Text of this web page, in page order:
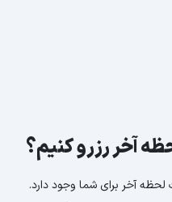
آخر رزرو کنیم؟
آخر برای شما وجود دارد.